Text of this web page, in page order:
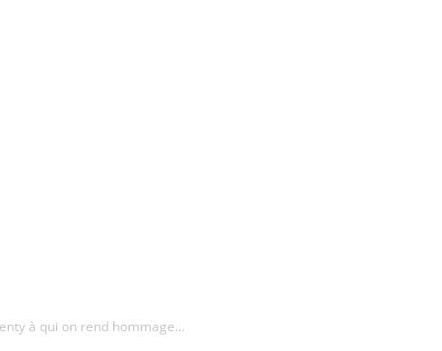
à qui on rend hommage...